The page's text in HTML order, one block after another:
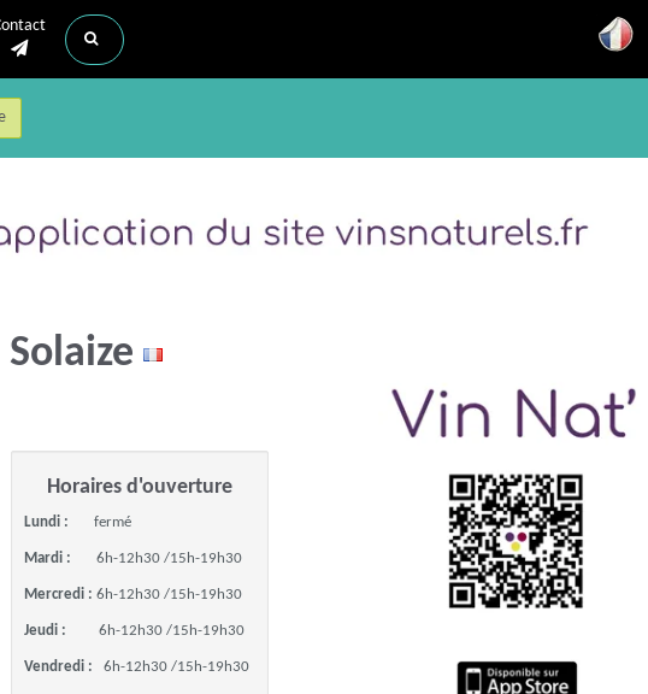
Horaires d'ouverture
Lundi : fermé
Mardi : 6h-12h30 /15h-19h30
Mercredi : 6h-12h30 /15h-19h30
Jeudi : 6h-12h30 /15h-19h30
Vendredi : 6h-12h30 /15h-19h30